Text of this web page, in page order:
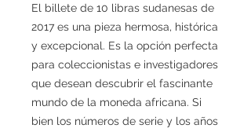
El billete de 10 libras sudanesas de
2017 es una pieza hermosa, histórica
y excepcional. Es la opción perfecta
para coleccionistas e investigadores
que desean descubrir el fascinante
mundo de la moneda africana. Si
bien los números de serie y los años